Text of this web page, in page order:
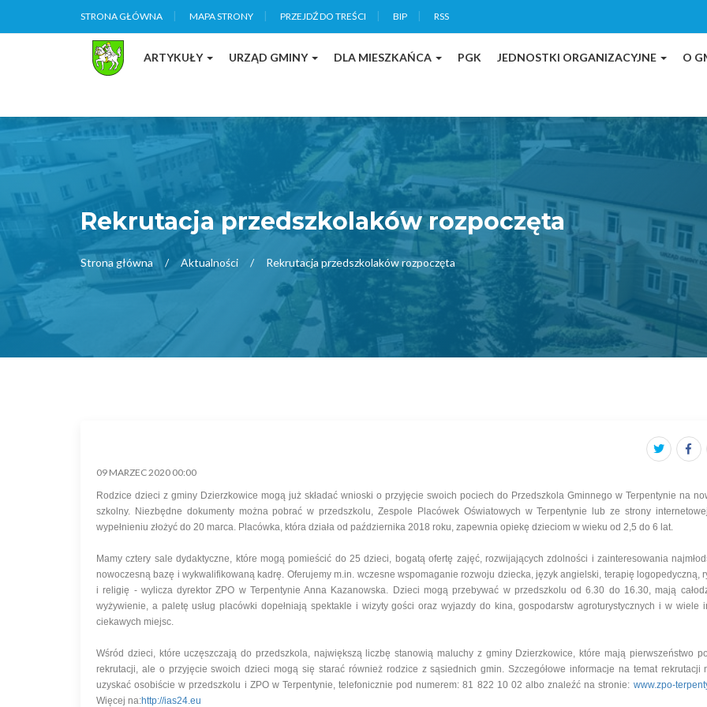
STRONA GŁÓWNA MAPA STRONY PRZEJDŹ DO TREŚCI BIP RSS
ARTYKUŁY URZĄD GMINY DLA MIESZKAŃCA PGK JEDNOSTKI ORGANIZACYJNE O
Rekrutacja przedszkolaków rozpoczęta
Strona główna Aktualności Rekrutacja przedszkolaków rozpoczęta
09 MARZEC 2020 00:00
Rodzice dzieci z gminy Dzierzkowice mogą już składać wnioski o przyjęcie swoich pociech do Przedszkola Gminnego w Terpentynie na
szkolny. Niezbędne dokumenty można pobrać w przedszkolu, Zespole Placówek Oświatowych w Terpentynie lub ze strony
wypełnieniu złożyć do 20 marca. Placówka, która działa od października 2018 roku, zapewnia opiekę dzieciom w wieku od 2,5 do 6 lat.
Mamy cztery sale dydaktyczne, które mogą pomieścić do 25 dzieci, bogatą ofertę zajęć, rozwijających zdolności i zainteresowania
nowoczesną bazę i wykwalifikowaną kadrę. Oferujemy m.in. wczesne wspomaganie rozwoju dziecka, język angielski, terapię logopedyczną,
i religię - wylicza dyrektor ZPO w Terpentynie Anna Kazanowska. Dzieci mogą przebywać w przedszkolu od 6.30 do 16.30, mają
wyżywienie, a paletę usług placówki dopełniają spektakle i wizyty gości oraz wyjazdy do kina, gospodarstw agroturystycznych i w wiele
ciekawych miejsc.
Wśród dzieci, które uczęszczają do przedszkola, największą liczbę stanowią maluchy z gminy Dzierzkowice, które mają pierwszeństwo
rekrutacji, ale o przyjęcie swoich dzieci mogą się starać również rodzice z sąsiednich gmin. Szczegółowe informacje na temat rekrutacji
uzyskać osobiście w przedszkolu i ZPO w Terpentynie, telefonicznie pod numerem: 81 822 10 02 albo znaleźć na stronie: www.zpo-
Więcej na:http://ias24.eu